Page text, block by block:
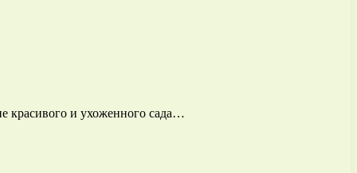
красивого и ухоженного сада…